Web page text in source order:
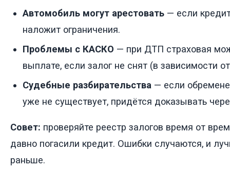
Автомобиль могут арестовать — если
наложит ограничения.
Проблемы с КАСКО — при ДТП страховая
выплате, если залог не снят (в зависимости
Судебные разбирательства — если
уже не существует, придётся доказывать
Совет: проверяйте реестр залогов время от
давно погасили кредит. Ошибки случаются, и
раньше.